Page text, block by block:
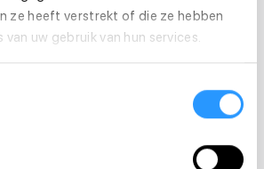
ze heeft verstrekt of die ze hebben
uw gebruik van hun services.
je